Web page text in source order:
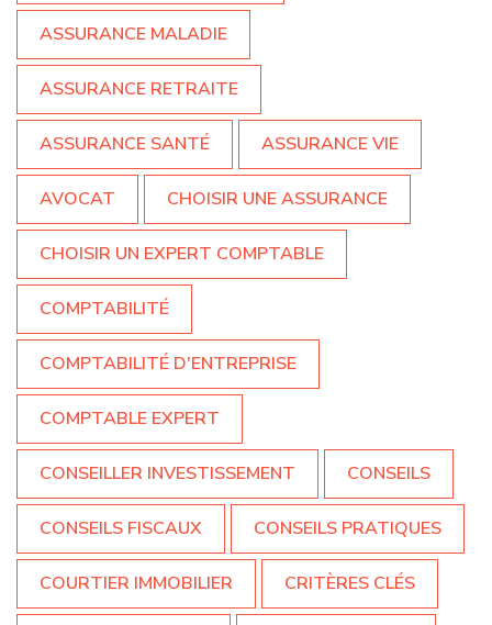
ASSURANCE MALADIE
ASSURANCE RETRAITE
ASSURANCE SANTÉ ASSURANCE VIE
AVOCAT CHOISIR UNE ASSURANCE
CHOISIR UN EXPERT COMPTABLE
COMPTABILITÉ
COMPTABILITÉ D'ENTREPRISE
COMPTABLE EXPERT
CONSEILLER INVESTISSEMENT CONSEILS
CONSEILS FISCAUX CONSEILS PRATIQUES
COURTIER IMMOBILIER CRITÈRES CLÉS